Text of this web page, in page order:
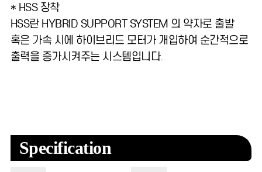
* HSS 장착
HSS란 HYBRID SUPPORT SYSTEM 의 약자로 출발
혹은 가속 시에 하이브리드 모터가 개입하여 순간적으로
출력을 증가시켜주는 시스템입니다.
Specification